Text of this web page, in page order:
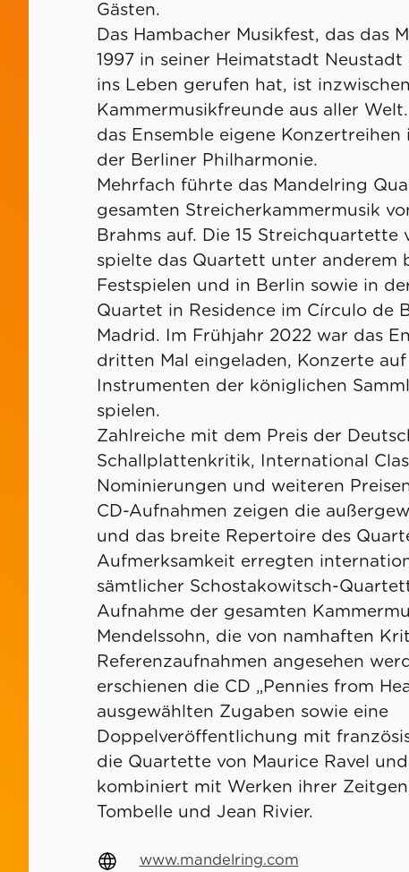
Gästen.
Das Hambacher Musikfest, das das
1997 in seiner Heimatstadt
ins Leben gerufen hat, ist
Kammermusikfreunde aus aller
das Ensemble eigene
der Berliner Philharmonie.
Mehrfach führte das Mandelring
gesamten Streicherkammermusik
Brahms auf. Die 15 Streichquartette
spielte das Quartett unter anderem
Festspielen und in Berlin sowie in
Quartet in Residence im Círculo de
Madrid. Im Frühjahr 2022 war das
dritten Mal eingeladen, Konzerte
Instrumenten der königlichen
spielen.
Zahlreiche mit dem Preis der
Schallplattenkritik, International
Nominierungen und weiteren
CD-Aufnahmen zeigen die
und das breite Repertoire des
Aufmerksamkeit erregten
sämtlicher Schostakowitsch-
Aufnahme der gesamten
Mendelssohn, die von namhaften
Referenzaufnahmen angesehen
erschienen die CD „Pennies from
ausgewählten Zugaben sowie eine
Doppelveröffentlichung mit
die Quartette von Maurice Ravel
kombiniert mit Werken ihrer
Tombelle und Jean Rivier.
www.mandelring.com